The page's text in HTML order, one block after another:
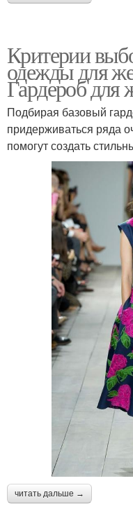
Критерии
одежды для
Гардероб
Подбирая базовый
придерживаться ряда
помогут создать
читать дальше →